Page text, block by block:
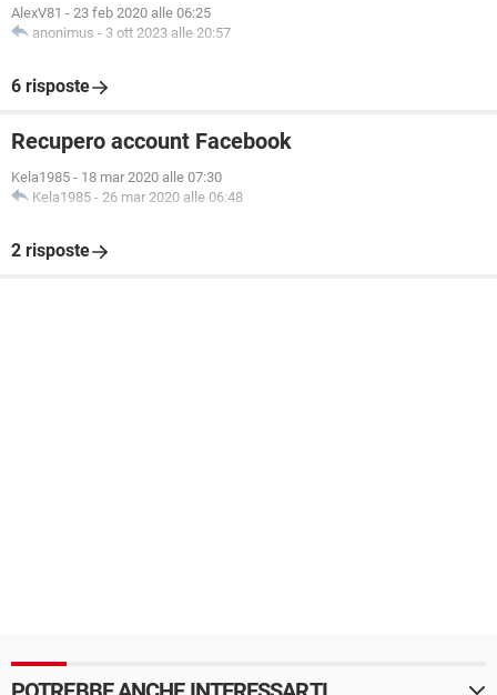
AlexV81 - 23 feb 2020 alle 06:25
anonimus - 3 ott 2023 alle 20:57
6 risposte
Recupero account Facebook
Kela1985 - 18 mar 2020 alle 07:30
Kela1985 - 26 mar 2020 alle 06:48
2 risposte